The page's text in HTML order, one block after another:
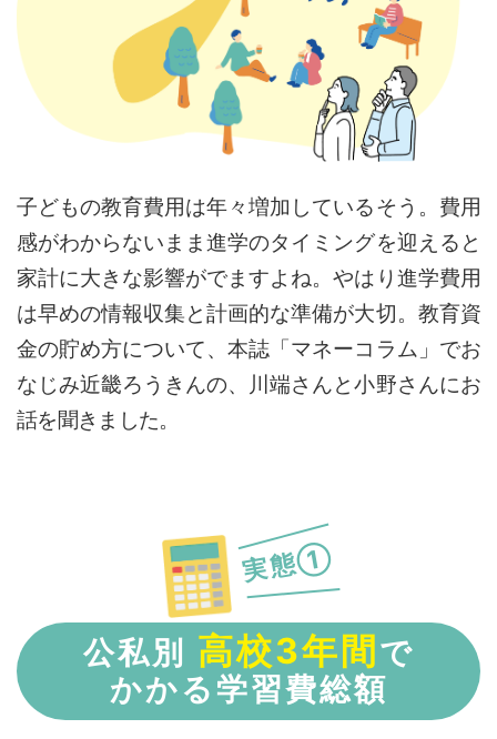
子どもの教育費用は年々増加しているそう。費用
感がわからないまま進学のタイミングを迎えると
家計に大きな影響がでますよね。やはり進学費用
は早めの情報収集と計画的な準備が大切。教育資
金の貯め方について、本誌「マネーコラム」でお
なじみ近畿ろうきんの、川端さんと小野さんにお
話を聞きました。
実態①
公私別 高校3年間 で
かかる学習費総額